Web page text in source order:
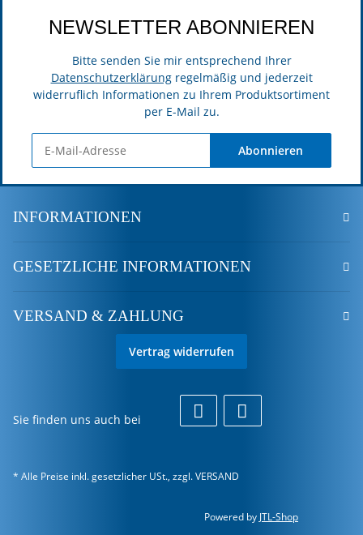
NEWSLETTER ABONNIEREN
Bitte senden Sie mir entsprechend Ihrer
Datenschutzerklärungregelmäßig und jederzeit
widerruflich Informationen zu Ihrem Produktsortiment
per E-Mail zu.
Abonnieren
INFORMATIONEN
GESETZLICHE INFORMATIONEN
VERSAND & ZAHLUNG
Vertrag widerrufen
Sie finden uns auch bei
* Alle Preise inkl. gesetzlicher USt., zzgl.VERSAND
Powered by JTL-Shop